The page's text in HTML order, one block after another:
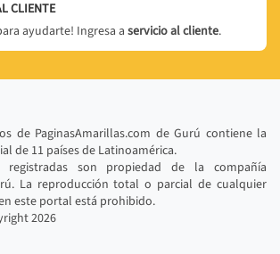
CLIENTE
ayudarte! Ingresa a servicio al cliente.
de PaginasAmarillas.com de Gurú contiene la
de 11 países de Latinoamérica.
registradas son propiedad de la compañía
La reproducción total o parcial de cualquier
este portal está prohibido.
2026